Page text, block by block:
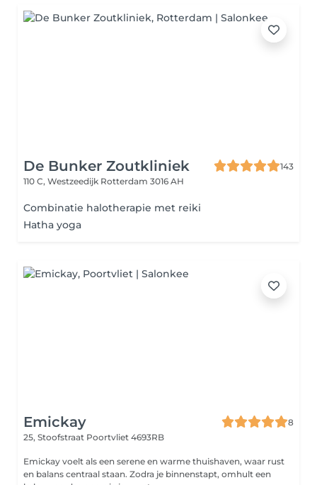
De Bunker Zoutkliniek
143
110 C, Westzeedijk Rotterdam 3016 AH
Combinatie halotherapie met reiki
Hatha yoga
Emickay
8
25, Stoofstraat Poortvliet 4693RB
Emickay voelt als een serene en warme thuishaven, waar rust
en balans centraal staan. Zodra je binnenstapt, omhult een